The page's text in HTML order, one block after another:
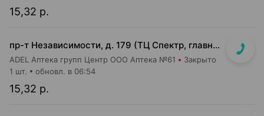
15,32 р.
пр-т Независимости, д. 179 (ТЦ Спектр, главный вход, 1 этаж)
ADEL Аптека групп Центр ООО Аптека №61 Закрыто
15,32 р.
1 шт. обновл. в 06:54